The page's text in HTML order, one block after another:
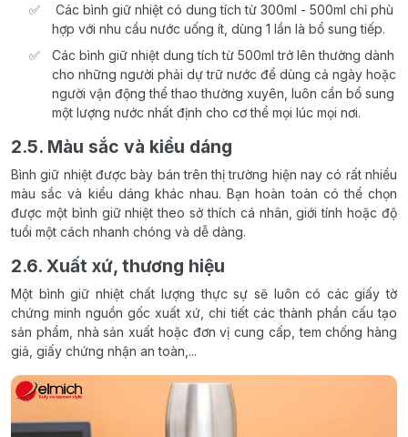
Các bình giữ nhiệt có dung tích từ 300ml - 500ml chỉ phù
hợp với nhu cầu nước uống ít, dùng 1 lần là bổ sung tiếp.
Các bình giữ nhiệt dung tích từ 500ml trở lên thường dành
cho những người phải dự trữ nước để dùng cả ngày hoặc
người vận động thể thao thường xuyên, luôn cần bổ sung
một lượng nước nhất định cho cơ thể mọi lúc mọi nơi.
2.5. Màu sắc và kiểu dáng
Bình giữ nhiệt được bày bán trên thị trường hiện nay có rất nhiều
màu sắc và kiểu dáng khác nhau. Bạn hoàn toàn có thể chọn
được một bình giữ nhiệt theo sở thích cá nhân, giới tính hoặc độ
tuổi một cách nhanh chóng và dễ dàng.
2.6. Xuất xứ, thương hiệu
Một bình giữ nhiệt chất lượng thực sự sẽ luôn có các giấy tờ
chứng minh nguồn gốc xuất xứ, chi tiết các thành phần cấu tạo
sản phẩm, nhà sản xuất hoặc đơn vị cung cấp, tem chống hàng
giả, giấy chứng nhận an toàn,...